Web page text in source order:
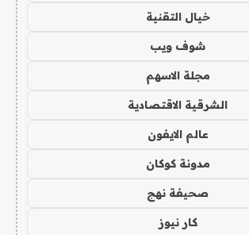
خيال التقنية
شوف ويب
مجلة الاسهم
الشرقية الاقتصادية
عالم الايفون
مدونة كوكان
صحيفة نهج
كار نيوز